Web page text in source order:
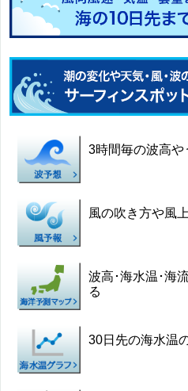
3時間毎の波高
風の吹き方や風
波高･海水温･海
る
30日先の海水温